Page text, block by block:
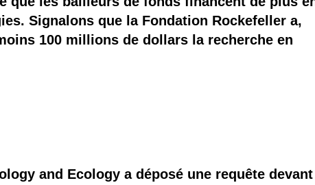
Signalons que la Fondation Rockefeller a,
100 millions de dollars la recherche en
and Ecology a déposé une requête